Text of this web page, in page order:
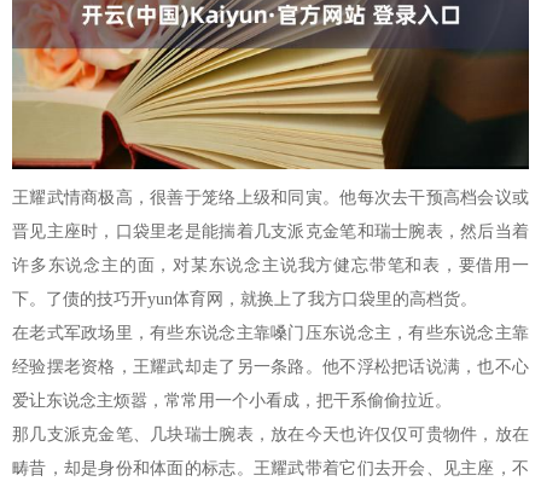
王耀武情商极高，很善于笼络上级和同寅。他每次去干预高档会议或
晋见主座时，口袋里老是能揣着几支派克金笔和瑞士腕表，然后当着
许多东说念主的面，对某东说念主说我方健忘带笔和表，要借用一
下。了债的技巧开yun体育网，就换上了我方口袋里的高档货。
在老式军政场里，有些东说念主靠嗓门压东说念主，有些东说念主靠
经验摆老资格，王耀武却走了另一条路。他不浮松把话说满，也不心
爱让东说念主烦嚣，常常用一个小看成，把干系偷偷拉近。
那几支派克金笔、几块瑞士腕表，放在今天也许仅仅可贵物件，放在
畴昔，却是身份和体面的标志。王耀武带着它们去开会、见主座，不